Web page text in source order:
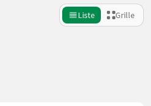
Liste Grille